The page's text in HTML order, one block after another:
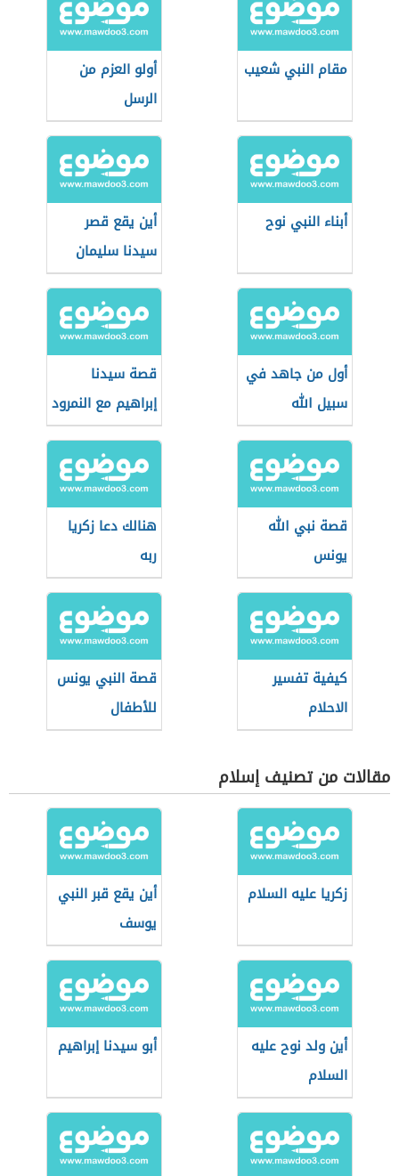
مقام النبي شعيب
أولو العزم من
الرسل
أبناء النبي نوح
أين يقع قصر
سيدنا سليمان
عليه السلام
أول من جاهد في
سبيل الله
قصة سيدنا
إبراهيم مع النمرود
قصة نبي الله
يونس
هنالك دعا زكريا
ربه
كيفية تفسير
الاحلام
قصة النبي يونس
للأطفال
مقالات من تصنيف إسلام
زكريا عليه السلام
أين يقع قبر النبي
يوسف
أين ولد نوح عليه
السلام
أبو سيدنا إبراهيم